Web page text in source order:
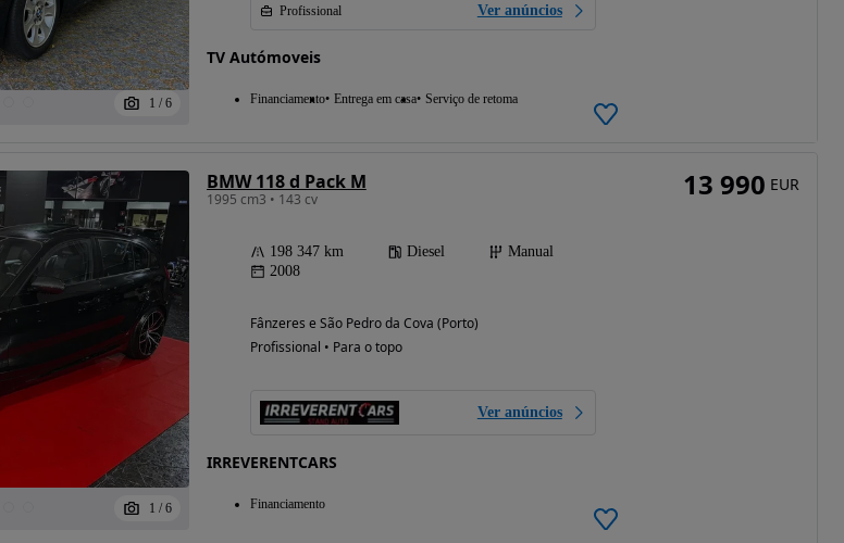
1 / 6
Profissional Ver anúncios
TV Autómoveis
Financiamento Entrega em casa Serviço de retoma
1 / 6
BMW 118 d Pack M
1995 cm3 • 143 cv
198 347 km Diesel
Manual
2008
Fânzeres e São Pedro da Cova (Porto)
Profissional • Para o topo
Ver anúncios
IRREVERENTCARS
Financiamento
13 990 EUR